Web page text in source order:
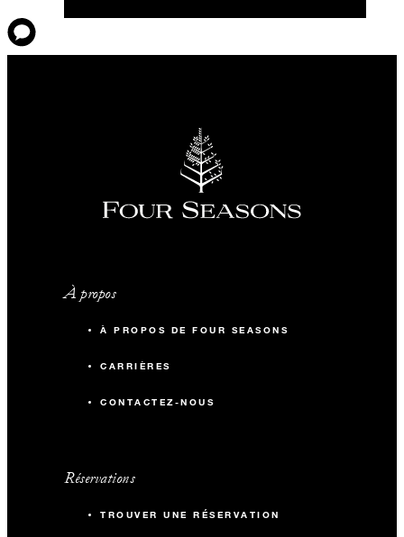
À propos
À PROPOS DE FOUR SEASONS
CARRIÈRES
CONTACTEZ-NOUS
Réservations
TROUVER UNE RÉSERVATION